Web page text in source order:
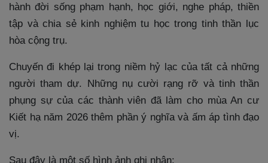
hành đời sống phạm hạnh, học giới, nghe pháp, thiền
tập và chia sẻ kinh nghiệm tu học trong tinh thần lục
hòa cộng trụ.
Chuyến đi khép lại trong niềm hỷ lạc của tất cả những
người tham dự. Những nụ cười rạng rỡ và tinh thần
phụng sự của các thành viên đã làm cho mùa An cư
Kiết hạ năm 2026 thêm phần ý nghĩa và ấm áp tình đạo
vị.
Sau đây là một số hình ảnh ghi nhận: